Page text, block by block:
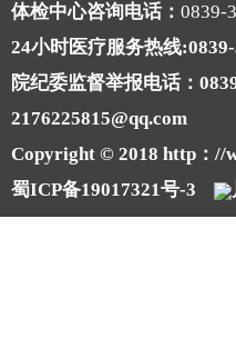
体检中心咨询电话： 0839-
24小时医疗服务热线
院纪委监督举报电话：
2176225815@qq.com
Copyright © 2018 http：//
蜀ICP备19017321号-3